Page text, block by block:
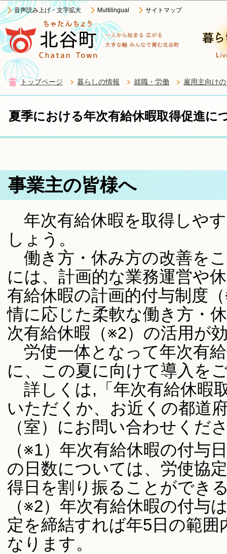
音声読み上げ・文字拡大 Multilingual サイトマップ
トップページ 暮らしの情報 就職・労働 雇用主向け
夏季における年次有給休暇取得促進に
事業主の皆様へ
年次有給休暇を取得しや
しょう。
働き方・休み方の改善を
には、計画的な業務運営や
有給休暇の計画的付与制度
情に応じた柔軟な働き方・
次有給休暇（※2）の活用が
労使一体となって年次有
に、この夏に向けて導入を
詳しくは,「年次有給休暇
いただくか、お近くの都道
（室）にお問い合わせくだ
（※1）年次有給休暇の付与
の日数については、労使協
得日を割り振ることができ
（※2）年次有給休暇の付与
定を締結すれば年5日の範
なります。